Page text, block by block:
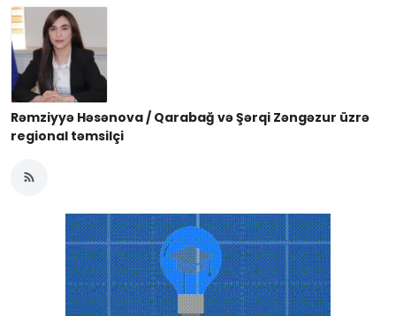
Rəmziyyə Həsənova / Qarabağ və Şərqi Zəngəzur üzrə
regional təmsilçi